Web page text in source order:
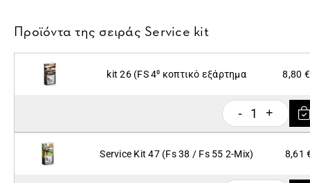
Προϊόντα της σειράς Service kit
kit 26 (FS 4⁰ κοπτικό εξάρτημα 8,80 €
- 1 +
Service Kit 47 (Fs 38 / Fs 55 2-Mix) 8,61